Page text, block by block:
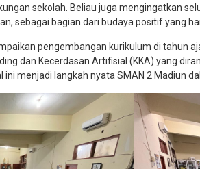
sekolah. Beliau juga mengingatkan
sebagai bagian dari budaya positif yang
pengembangan kurikulum di tahun
dan Kecerdasan Artifisial (KKA) yang
ini menjadi langkah nyata SMAN 2 Madiun